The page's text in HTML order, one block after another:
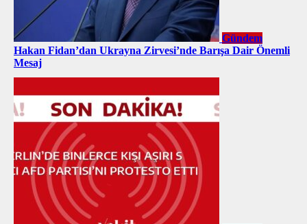
Gündem
Hakan Fidan’dan Ukrayna Zirvesi’nde Barışa Dair Önemli
Mesaj